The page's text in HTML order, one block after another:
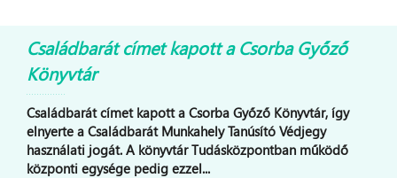
Családbarát címet kapott a Csorba Győző
Könyvtár
Családbarát címet kapott a Csorba Győző Könyvtár, így
elnyerte a Családbarát Munkahely Tanúsító Védjegy
használati jogát. A könyvtár Tudásközpontban működő
központi egysége pedig ezzel...